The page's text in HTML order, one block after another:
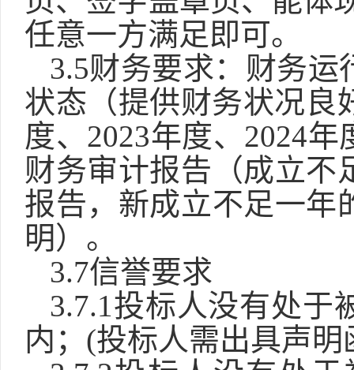
任意一方满足即可。
3.5财务要求：财务运
状态（提供财务状况良
度、 2023年度、 2024年
财务审计报告（成立不
报告，新成立不足一年
明） 。
3.7信誉要求
3.7.1投标人没有处于
内；(投标人需出具声明